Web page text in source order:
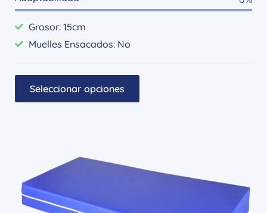
Grosor: 15cm
Muelles Ensacados: No
Seleccionar opciones